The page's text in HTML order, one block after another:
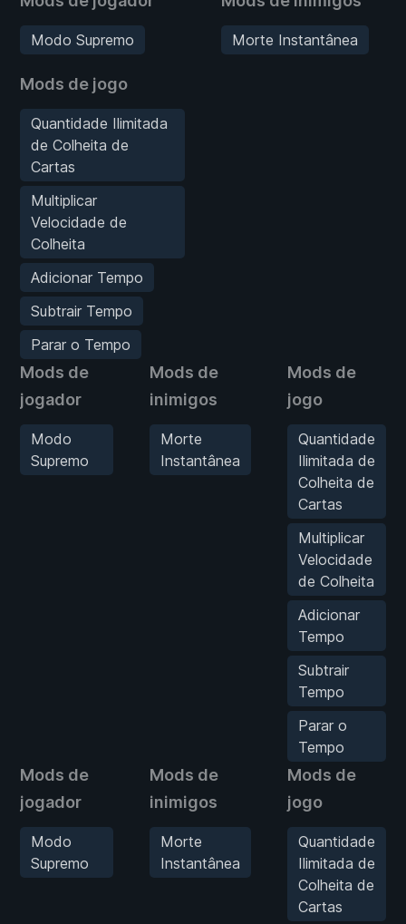
Modo Supremo
Mods de jogo
Quantidade Ilimitada
de Colheita de
Cartas
Multiplicar
Velocidade de
Colheita
Adicionar Tempo
Subtrair Tempo
Parar o Tempo
Morte Instantânea
Mods de
jogador
Modo
Supremo
Mods de
inimigos
Morte
Instantânea
Mods de
jogo
Quantidade
Ilimitada de
Colheita de
Cartas
Multiplicar
Velocidade
de Colheita
Adicionar
Tempo
Subtrair
Tempo
Parar o
Tempo
Mods de
jogador
Modo
Supremo
Mods de
inimigos
Morte
Instantânea
Mods de
jogo
Quantidade
Ilimitada de
Colheita de
Cartas